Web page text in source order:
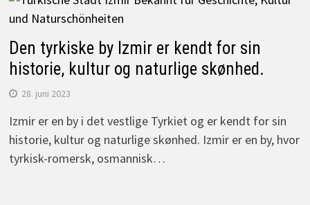
Den tyrkiske by Izmir er kendt for sin
historie, kultur og naturlige skønhed.
28. juni 2023
Izmir er en by i det vestlige Tyrkiet og er kendt for sin
historie, kultur og naturlige skønhed. Izmir er en by, hvor
tyrkisk-romersk, osmannisk…